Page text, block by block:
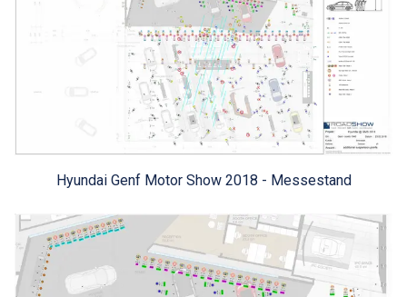
Hyundai Genf Motor Show 2018 - Messestand